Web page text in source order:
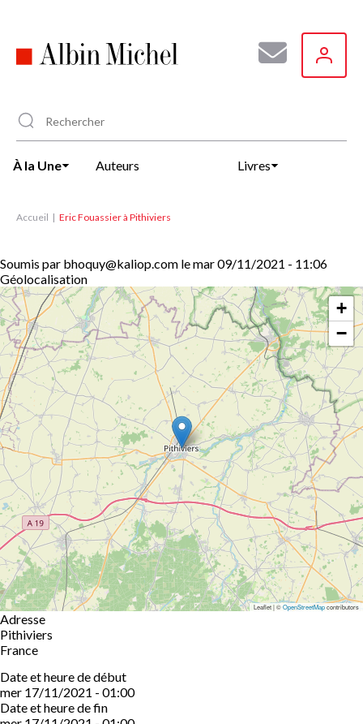
principal
À la Une Auteurs Livres
Accueil Eric Fouassier à Pithiviers
Soumis par bhoquy@kaliop.com lemar 09/11/2021 - 11:06
Géolocalisation
+
−
Leaflet | ©OpenStreetMapcontributors
Adresse
Pithiviers
France
Date et heure de début
mer 17/11/2021 - 01:00
Date et heure de fin